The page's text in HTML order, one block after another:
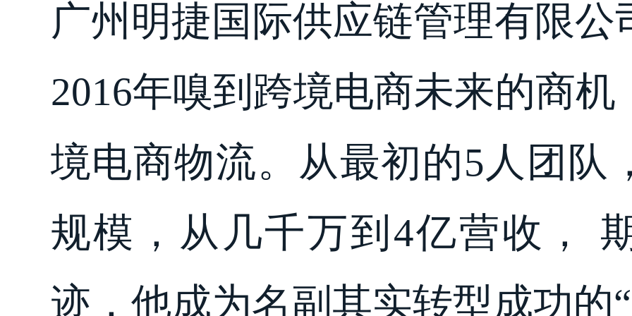
广州明捷国际供应链管理有限公
2016年嗅到跨境电商未来的商
境电商物流。从最初的5人团队
规模，从几千万到4亿营收，
迹，他成为名副其实转型成功的